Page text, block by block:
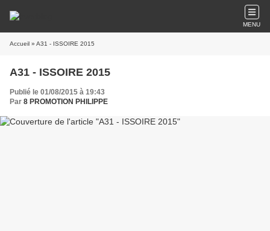
MENU
Accueil » A31 - ISSOIRE 2015
A31 - ISSOIRE 2015
Publié le 01/08/2015 à 19:43
Par 8 PROMOTION PHILIPPE